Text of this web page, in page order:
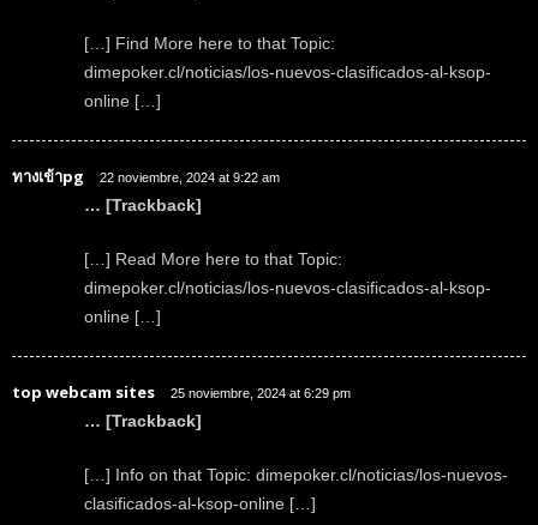
[…] Find More here to that Topic:
dimepoker.cl/noticias/los-nuevos-clasificados-al-ksop-
online […]
ทางเข้าpg 22 noviembre, 2024 at 9:22 am
… [Trackback]
[…] Read More here to that Topic:
dimepoker.cl/noticias/los-nuevos-clasificados-al-ksop-
online […]
top webcam sites 25 noviembre, 2024 at 6:29 pm
… [Trackback]
[…] Info on that Topic: dimepoker.cl/noticias/los-nuevos-
clasificados-al-ksop-online […]